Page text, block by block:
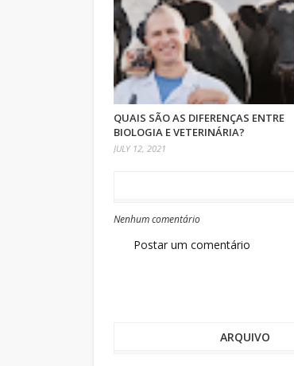
QUAIS SÃO AS DIFERENÇAS ENTRE
BIOLOGIA E VETERINÁRIA?
JULY 12, 2021
Nenhum comentário
Postar um comentário
ARQUIVO